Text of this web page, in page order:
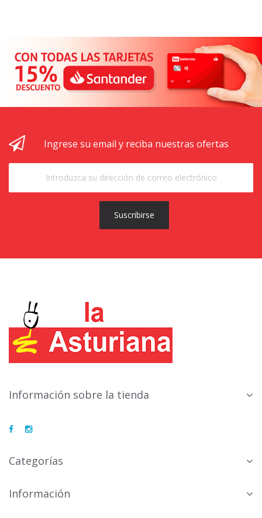
Ingrese su email y reciba nuestras ofertas
Suscribirse
Información sobre la tienda
Categorías
Información